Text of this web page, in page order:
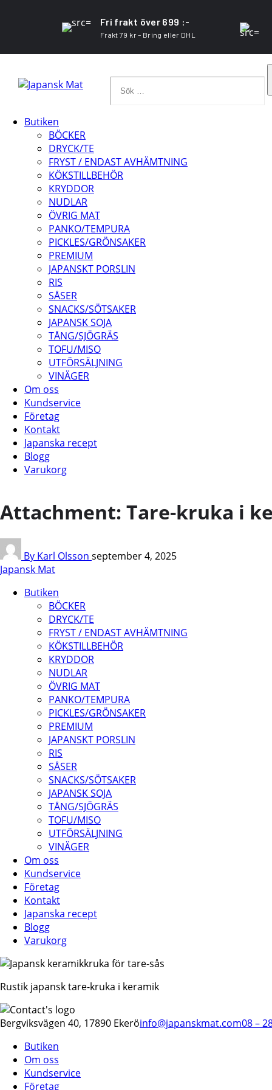
Fri frakt över 699 :-
Frakt 79 kr – Bring eller DHL
Butiken
BÖCKER
DRYCK/TE
FRYST / ENDAST AVHÄMTNING
KÖKSTILLBEHÖR
KRYDDOR
NUDLAR
ÖVRIG MAT
PANKO/TEMPURA
PICKLES/GRÖNSAKER
PREMIUM
JAPANSKT PORSLIN
RIS
SÅSER
SNACKS/SÖTSAKER
JAPANSK SOJA
TÅNG/SJÖGRÄS
TOFU/MISO
UTFÖRSÄLJNING
VINÄGER
Om oss
Kundservice
Företag
Kontakt
Japanska recept
Blogg
Varukorg
Attachment: Tare-kruka i
By Karl Olsson september 4, 2025
Japansk Mat
Butiken
BÖCKER
DRYCK/TE
FRYST / ENDAST AVHÄMTNING
KÖKSTILLBEHÖR
KRYDDOR
NUDLAR
ÖVRIG MAT
PANKO/TEMPURA
PICKLES/GRÖNSAKER
PREMIUM
JAPANSKT PORSLIN
RIS
SÅSER
SNACKS/SÖTSAKER
JAPANSK SOJA
TÅNG/SJÖGRÄS
TOFU/MISO
UTFÖRSÄLJNING
VINÄGER
Om oss
Kundservice
Företag
Kontakt
Japanska recept
Blogg
Varukorg
Rustik japansk tare-kruka i keramik
Bergviksvägen 40, 17890 Ekeröinfo@japanskmat.com08 –
Butiken
Om oss
Kundservice
Företag